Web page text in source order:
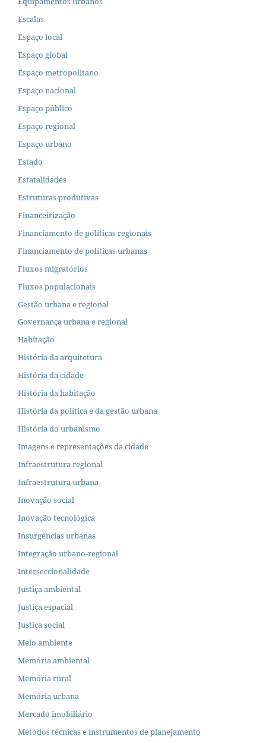
Escalas
Espaço local
Espaço global
Espaço metropolitano
Espaço nacional
Espaço público
Espaço regional
Espaço urbano
Estado
Estatalidades
Estruturas produtivas
Financeirização
Financiamento de políticas regionais
Financiamento de políticas urbanas
Fluxos migratórios
Fluxos populacionais
Gestão urbana e regional
Governança urbana e regional
Habitação
História da arquitetura
História da cidade
História da habitação
História da política e da gestão urbana
História do urbanismo
Imagens e representações da cidade
Infraestrutura regional
Infraestrutura urbana
Inovação social
Inovação tecnológica
Insurgências urbanas
Integração urbano-regional
Interseccionalidade
Justiça ambiental
Justiça espacial
Justiça social
Meio ambiente
Memória ambiental
Memória rural
Memória urbana
Mercado imobiliário
Métodos técnicas e instrumentos de planejamento